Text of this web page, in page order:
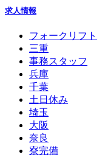
求人情報
フォークリフト
三重
事務スタッフ
兵庫
千葉
土日休み
埼玉
大阪
奈良
寮完備